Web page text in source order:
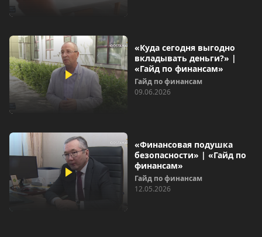
«Куда сегодня выгодно
вкладывать деньги?» |
«Гайд по финансам»
Гайд по финансам
09.06.2026
«Финансовая подушка
безопасности» | «Гайд по
финансам»
Гайд по финансам
12.05.2026